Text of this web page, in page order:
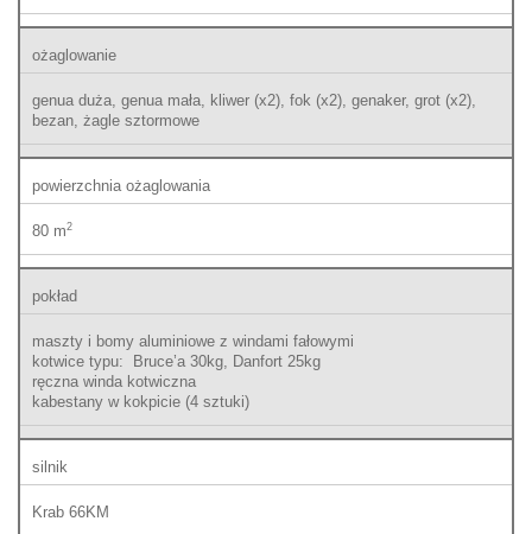
ożaglowanie
genua duża, genua mała, kliwer (x2), fok (x2), genaker, grot (x2),
bezan, żagle sztormowe
powierzchnia ożaglowania
80 m2
pokład
maszty i bomy aluminiowe z windami fałowymi
kotwice typu: Bruce’a 30kg, Danfort 25kg
ręczna winda kotwiczna
kabestany w kokpicie (4 sztuki)
silnik
Krab 66KM